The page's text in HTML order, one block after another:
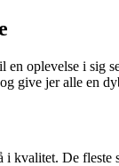
en oplevelse i sig
give jer alle en
kvalitet. De